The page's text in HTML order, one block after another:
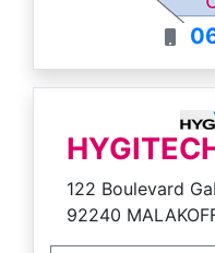
122 Boulevard
92240